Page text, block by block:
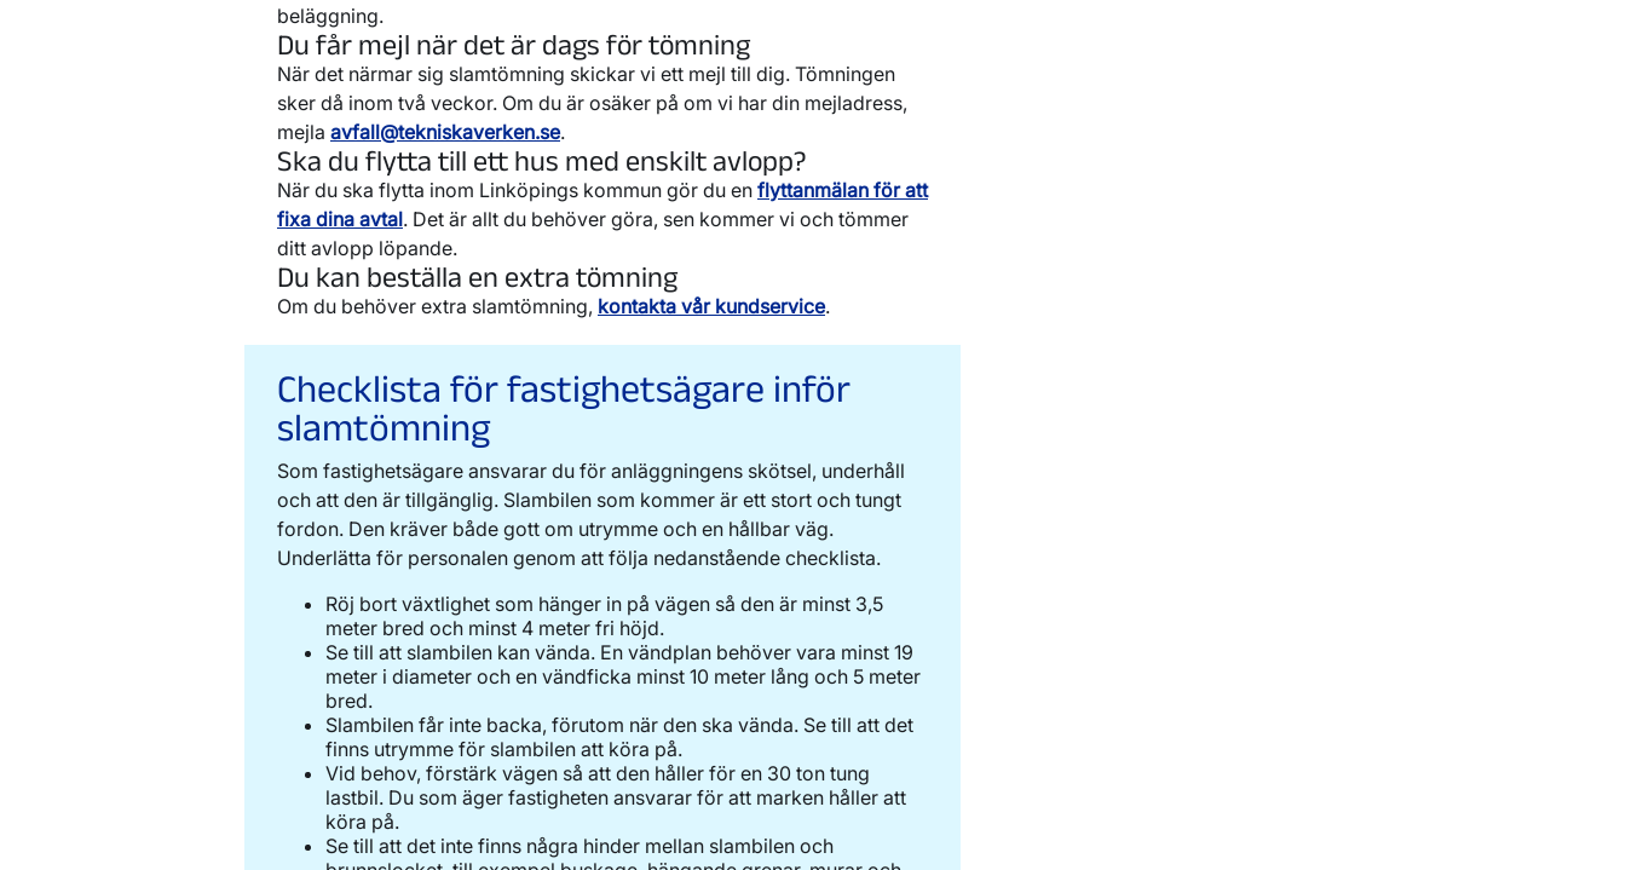
beläggning.
Du får mejl när det är dags för tömning
När det närmar sig slamtömning skickar vi ett mejl till dig. Tömningen
sker då inom två veckor. Om du är osäker på om vi har din mejladress,
mejla avfall@tekniskaverken.se.
Ska du flytta till ett hus med enskilt avlopp?
När du ska flytta inom Linköpings kommun gör du en flyttanmälan för att
fixa dina avtal. Det är allt du behöver göra, sen kommer vi och tömmer
ditt avlopp löpande.
Du kan beställa en extra tömning
Om du behöver extra slamtömning, kontakta vår kundservice.
Checklista för fastighetsägare inför
slamtömning
Som fastighetsägare ansvarar du för anläggningens skötsel, underhåll
och att den är tillgänglig. Slambilen som kommer är ett stort och tungt
fordon. Den kräver både gott om utrymme och en hållbar väg.
Underlätta för personalen genom att följa nedanstående checklista.
Röj bort växtlighet som hänger in på vägen så den är minst 3,5
meter bred och minst 4 meter fri höjd.
Se till att slambilen kan vända. En vändplan behöver vara minst 19
meter i diameter och en vändficka minst 10 meter lång och 5 meter
bred.
Slambilen får inte backa, förutom när den ska vända. Se till att det
finns utrymme för slambilen att köra på.
Vid behov, förstärk vägen så att den håller för en 30 ton tung
lastbil. Du som äger fastigheten ansvarar för att marken håller att
köra på.
Se till att det inte finns några hinder mellan slambilen och